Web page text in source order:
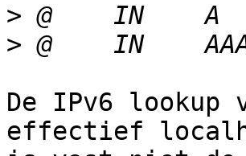
>
>
De IPv6 lookup
effectief